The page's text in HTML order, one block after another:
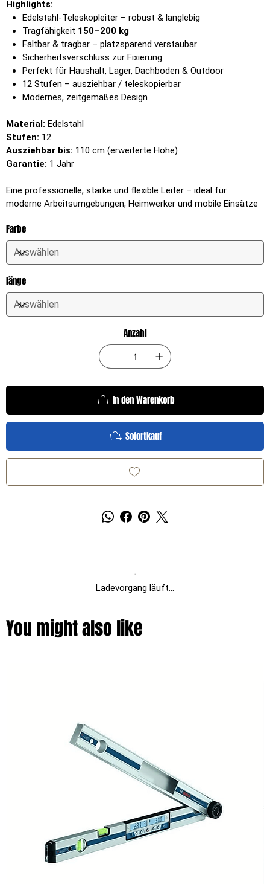
Highlights:
Edelstahl-Teleskopleiter – robust & langlebig
Tragfähigkeit 150–200 kg
Faltbar & tragbar – platzsparend verstaubar
Sicherheitsverschluss zur Fixierung
Perfekt für Haushalt, Lager, Dachboden & Outdoor
12 Stufen – ausziehbar / teleskopierbar
Modernes, zeitgemäßes Design
Material: Edelstahl
Stufen: 12
Ausziehbar bis: 110 cm (erweiterte Höhe)
Garantie: 1 Jahr
Eine professionelle, starke und flexible Leiter – ideal für
moderne Arbeitsumgebungen, Heimwerker und mobile Einsätze
Farbe
länge
Anzahl
In den Warenkorb
Sofortkauf
Ladevorgang läuft...
You might also like